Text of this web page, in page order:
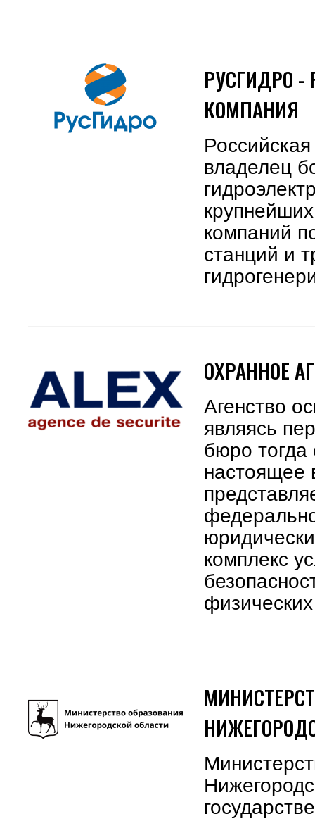
РУСГИДРО -
КОМПАНИЯ
владелец
компаний
станций и
ОХРАННОЕ
Агенство
являясь
бюро тогда
настоящее
комплекс